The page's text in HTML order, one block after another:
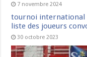
7 novembre 2024
tournoi international
liste des joueurs
30 octobre 2023